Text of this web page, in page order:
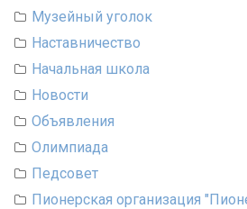
Музейный уголок
Наставничество
Начальная школа
Новости
Объявления
Олимпиада
Педсовет
Пионерская организация